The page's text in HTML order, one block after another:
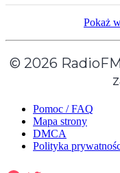
Pokaż
© 2026
Pomoc / FAQ
Mapa strony
DMCA
Polityka